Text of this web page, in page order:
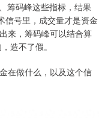
筹码峰这些指标，结果
信号里，成交量才是资金
来，筹码峰可以结合算
造不了假。
在做什么，以及这个信